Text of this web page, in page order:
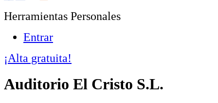
Herramientas Personales
Entrar
¡Alta gratuita!
Auditorio El Cristo S.L.